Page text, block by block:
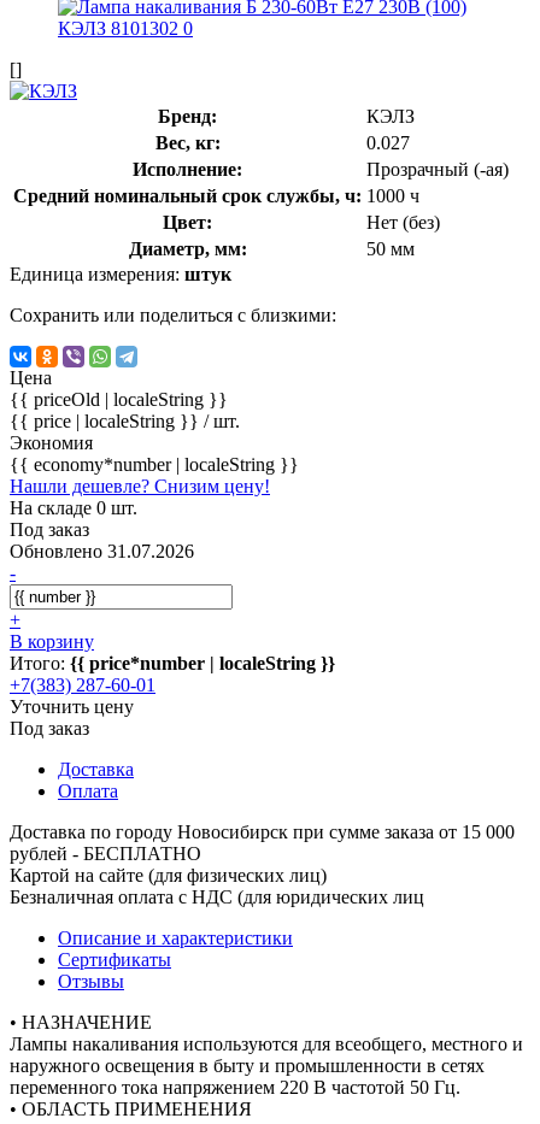
[]
Бренд:
КЭЛЗ
Вес, кг:
0.027
Исполнение:
Прозрачный (-ая)
Средний номинальный срок службы, ч: 1000 ч
Цвет:
Нет (без)
Диаметр, мм:
50 мм
Единица измерения: штук
Сохранить или поделиться с близкими:
Цена
{{ priceOld | localeString }}
{{ price | localeString }} / шт.
Экономия
{{ economy*number | localeString }}
Нашли дешевле? Снизим цену!
На складе 0 шт.
Под заказ
Обновлено 31.07.2026
-
+
В корзину
Итого: {{ price*number | localeString }}
+7(383) 287-60-01
Уточнить цену
Под заказ
Доставка
Оплата
Доставка по городу Новосибирск при сумме заказа от 15 000
рублей - БЕСПЛАТНО
Картой на сайте (для физических лиц)
Безналичная оплата с НДС (для юридических лиц
Описание и характеристики
Сертификаты
Отзывы
• НАЗНАЧЕНИЕ
Лампы накаливания используются для всеобщего, местного и
наружного освещения в быту и промышленности в сетях
переменного тока напряжением 220 В частотой 50 Гц.
• ОБЛАСТЬ ПРИМЕНЕНИЯ